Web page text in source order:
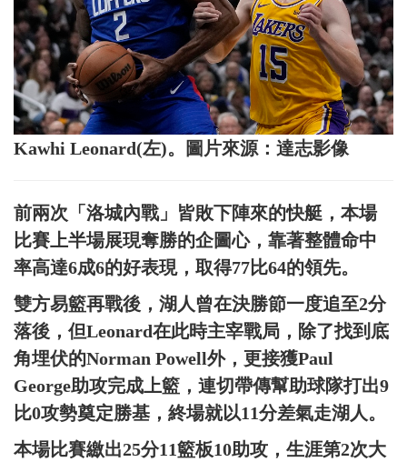
Kawhi Leonard(左)。圖片來源：達志影像
前兩次「洛城內戰」皆敗下陣來的快艇，本場
比賽上半場展現奪勝的企圖心，靠著整體命中
率高達6成6的好表現，取得77比64的領先。
雙方易籃再戰後，湖人曾在決勝節一度追至2分
落後，但Leonard在此時主宰戰局，除了找到底
角埋伏的Norman Powell外，更接獲Paul
George助攻完成上籃，連切帶傳幫助球隊打出9
比0攻勢奠定勝基，終場就以11分差氣走湖人。
本場比賽繳出25分11籃板10助攻，生涯第2次大